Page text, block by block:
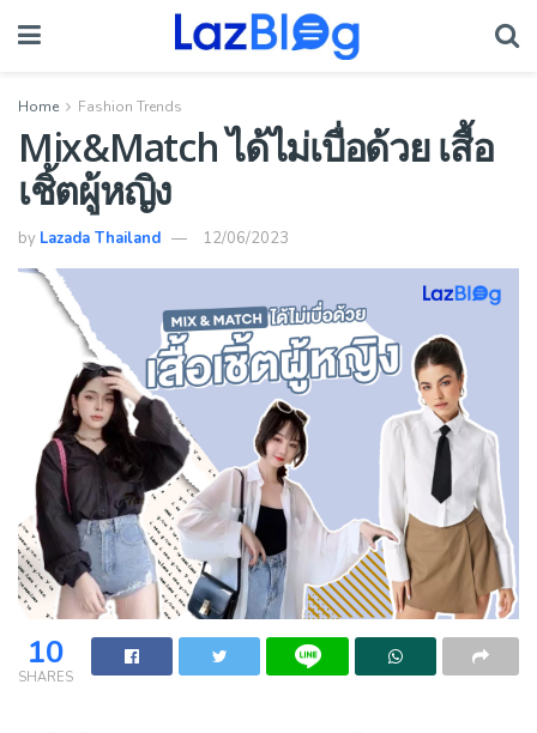
Home Fashion Trends
Mix&Match ได้ไม่เบื่อด้วย เสื้อ
เชิ้ตผู้หญิง
by Lazada Thailand 12/06/2023
10
SHARES